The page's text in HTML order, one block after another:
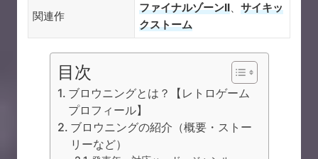
関連作
ファイナルゾーンII、 サイキッ
クストーム
目次
ブロウニングとは？【レトロゲーム
プロフィール】
ブロウニングの紹介（概要・ストー
リーなど）